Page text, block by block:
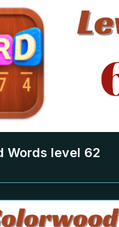
Words level 62